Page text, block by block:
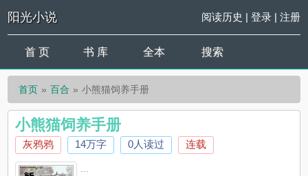
阳光小说 阅读历史 | 登录| 注册
首 页 书 库 全本 搜索
首页 百合 小熊猫饲养手册
小熊猫饲养手册
灰鸦鸦 14万字 0人读过 连载